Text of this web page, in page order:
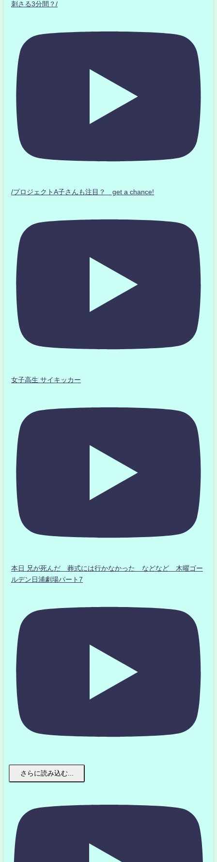
刺さる3分間？/
/プロジェクトA子さんも注目？ get a chance!
女子高生 サイキッカー
本日 兄が死んだ 葬式には行かなかった などなど 木曜ゴー
ルデン日浦劇場パート7
さらに読み込む...